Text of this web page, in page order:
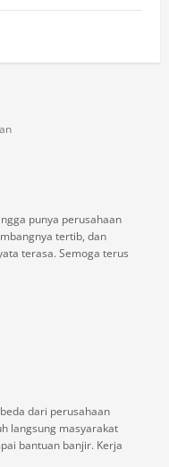
punya perusahaan
tertib, dan
terasa. Semoga terus
dari perusahaan
langsung masyarakat
bantuan banjir. Kerja